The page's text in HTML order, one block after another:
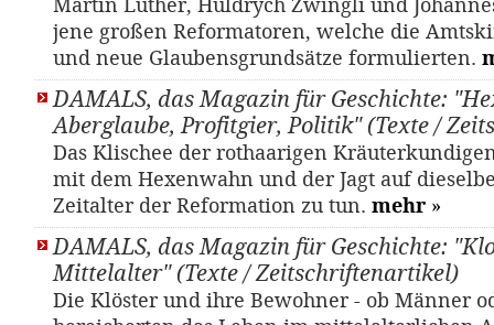
Mar­tin Lu­ther, Huld­rych Zwing­li und
jene großen Reformatoren, welche die
und neue Glaubensgrundsätze formulierten.
DAMALS, das Magazin für Geschichte:
Aberglaube, Profitgier, Politik" (Texte /
Das Klischee der rothaarigen
mit dem Hexenwahn und der Jagt auf
Zeitalter der Reformation zu tun. mehr »
DAMALS, das Magazin für Geschichte:
Mittelalter" (Texte / Zeitschriftenartikel)
Die Klöster und ihre Bewohner - ob Männer